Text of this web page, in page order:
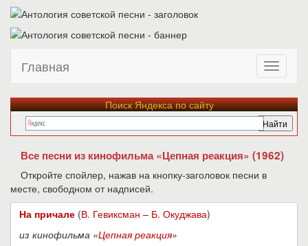
Главная
Поиск Яндекса по сайту
Все песни из кинофильма «Цепная реакция» (1962)
Откройте спойлер, нажав на кнопку-заголовок песни в
месте, свободном от надписей.
На причале (В. Гевиксман – Б. Окуджава)
из кинофильма «Цепная реакция»